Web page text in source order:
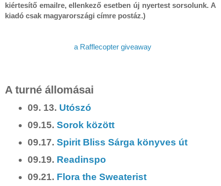
kiértesítő emailre, ellenkező esetben új nyertest sorsolunk. A
a Rafflecopter giveaway
A turné állomásai
09. 13. Utószó
09.15.Sorok között
09.17.Spirit Bliss Sárga könyves út
09.19. Readinspo
09.21. Flora the Sweaterist